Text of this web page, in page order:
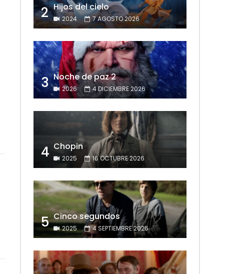
2 Hijos del cielo
2024 7 AGOSTO 2026
3 Noche de paz 2
2026 4 DICIEMBRE 2026
4 Chopin
2025 16 OCTUBRE 2026
5 Cinco segundos
2025 4 SEPTIEMBRE 2026